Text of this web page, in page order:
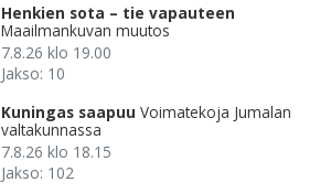
Henkien sota – tie vapauteen
Maailmankuvan muutos
7.8.26 klo 19.00
Jakso: 10
Kuningas saapuu Voimatekoja Jumalan
valtakunnassa
7.8.26 klo 18.15
Jakso: 102